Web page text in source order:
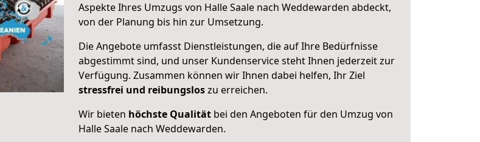
Aspekte Ihres Umzugs von Halle Saale nach Weddewarden abdeckt,
von der Planung bis hin zur Umsetzung.
Die Angebote umfasst Dienstleistungen, die auf Ihre Bedürfnisse
abgestimmt sind, und unser Kundenservice steht Ihnen jederzeit zur
Verfügung. Zusammen können wir Ihnen dabei helfen, Ihr Ziel
stressfrei und reibungsloszu erreichen.
Wir bieten höchste Qualität bei den Angeboten für den Umzug von
Halle Saale nach Weddewarden.